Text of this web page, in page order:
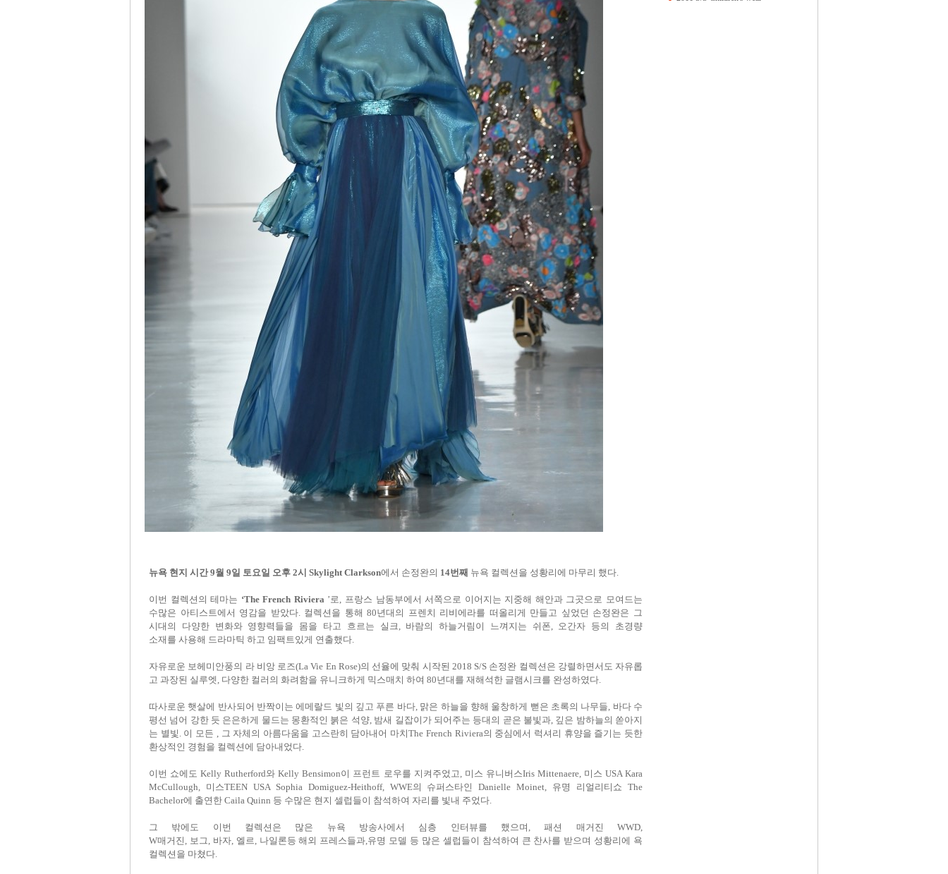
뉴욕 현지 시간 9월 9일 토요일 오후 2시 Skylight Clarkson에서 손정완의 14번째 뉴욕 컬렉션을 성황리에 마무리 했다.
이번 컬렉션의 테마는 ‘The French Riviera ’로, 프랑스 남동부에서 서쪽으로 이어지는 지중해 해안과 그곳으로 모여드는
수많은 아티스트에서 영감을 받았다. 컬렉션을 통해80년대의 프렌치 리비에라를 떠올리게 만들고 싶었던 손정완은 그
시대의 다양한 변화와 영향력들을 몸을 타고 흐르는 실크, 바람의 하늘거림이 느껴지는 쉬폰, 오간자 등의 초경량
소재를 사용해 드라마틱 하고 임팩트있게 연출했다.
자유로운 보헤미안풍의 라 비앙 로즈(La Vie En Rose)의 선율에 맞춰 시작된 2018 S/S 손정완 컬렉션은 강렬하면서도 자유롭
고 과장된 실루엣 , 다양한 컬러의 화려함을 유니크하게 믹스매치 하여 80년대를 재해석한 글램시크를 완성하였다.
따사로운 햇살에 반사되어 반짝이는 에메랄드 빛의 깊고 푸른 바다, 맑은 하늘을 향해 울창하게 뻗은 초록의 나무들, 바다 수
평선 넘어 강한 듯 은은하게 물드는 몽환적인 붉은 석양, 밤새 길잡이가 되어주는 등대의 곧은 불빛과, 깊은 밤하늘의 쏟아지
는 별빛 . 이 모든 , 그 자체의 아름다움을 고스란히 담아내어 마치The French Riviera의 중심에서 럭셔리 휴양을 즐기는 듯한
환상적인 경험을 컬렉션에 담아내었다.
이번 쇼에도Kelly Rutherford와 Kelly Bensimon이 프런트 로우를 지켜주었고, 미스 유니버스Iris Mittenaere, 미스 USA Kara
McCullough, 미스TEEN USA Sophia Domiguez-Heithoff, WWE의 슈퍼스타인 Danielle Moinet, 유명 리얼리티쇼 The
Bachelor에 출연한 Caila Quinn 등 수많은 현지 셀럽들이 참석하여 자리를 빛내 주었다.
그 밖에도 이번 컬렉션은 많은 뉴욕 방송사에서 심층 인터뷰를 했으며 ,패션 매거진
WWD,
W매거진 , 보그, 바자, 엘르, 나일론등 해외 프레스들과,유명 모델 등 많은 셀럽들이 참석하여 큰 찬사를 받으며 성황리에 욕
컬렉션을 마쳤다.